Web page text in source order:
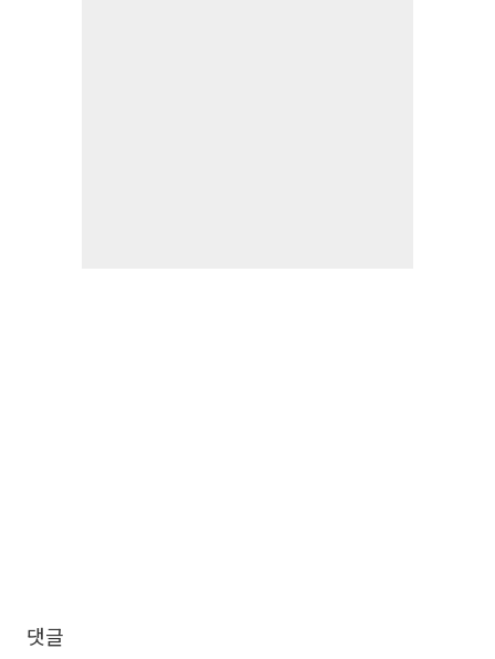
댓글